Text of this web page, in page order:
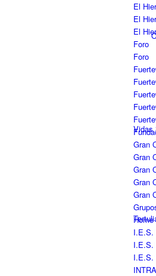
Vidas
El
El
El
Foro
Foro
Gran
Gran
Gran
Gran
Gran
Home
I.E.S.
I.E.S.
I.E.S.